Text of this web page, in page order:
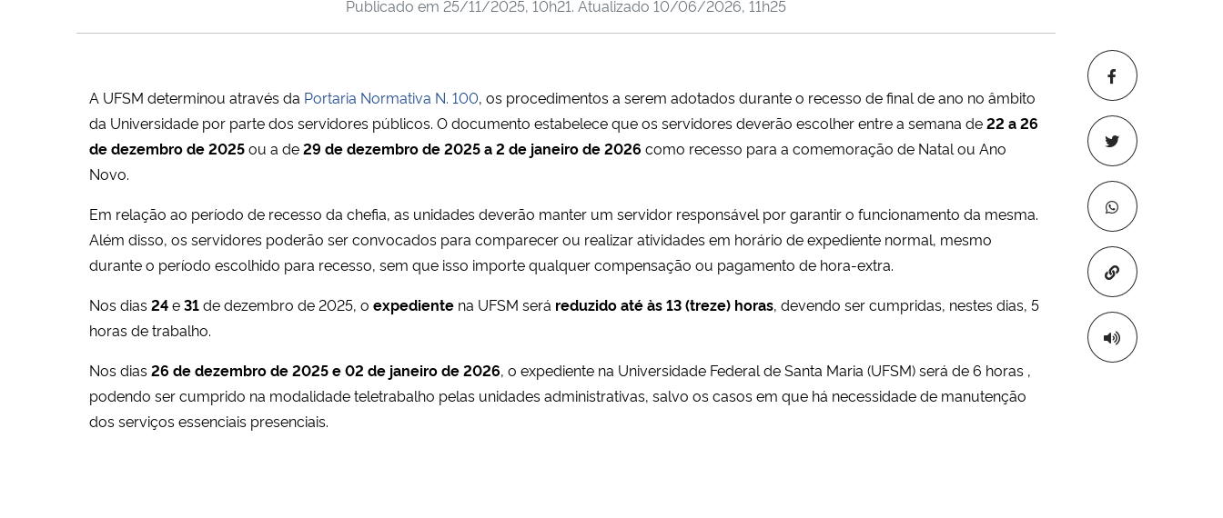
Copiar para
Publicado em 25/11/2025, 10h21. Atualizado 10/06/2026, 11h25
A UFSM determinou através da Portaria Normativa N. 100, os procedimentos a serem adotados durante o recesso de final de ano no âmbito
da Universidade por parte dos servidores públicos. O documento estabelece que os servidores deverão escolher entre a semana de22 a 26
de dezembro de 2025ou a de29 de dezembro de 2025 a 2 de janeiro de 2026 como recesso para a comemoração de Natal ou Ano
Novo.
Em relação ao período de recesso da chefia, as unidades deverão manter um servidor responsável por garantir o funcionamento da mesma.
Além disso, os servidores poderão ser convocados para comparecer ou realizar atividades em horário de expediente normal, mesmo
durante o período escolhido para recesso, sem que isso importe qualquer compensação ou pagamento de hora-extra.
Nos dias24e31de dezembro de 2025, o expediente na UFSM será reduzido até às 13 (treze) horas, devendo ser cumpridas, nestes dias, 5
horas de trabalho.
Nos dias26 de dezembro de 2025 e 02 de janeiro de 2026, o expediente na Universidade Federal de Santa Maria (UFSM) será de 6 horas ,
podendo ser cumprido na modalidade teletrabalho pelas unidades administrativas, salvo os casos em que há necessidade de manutenção
dos serviços essenciais presenciais.